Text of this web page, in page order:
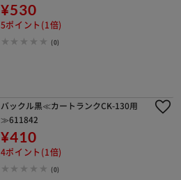
¥530
5ポイント(1倍)
(0)
バックル黒≪カートランクCK-130用
≫611842
¥410
4ポイント(1倍)
(0)